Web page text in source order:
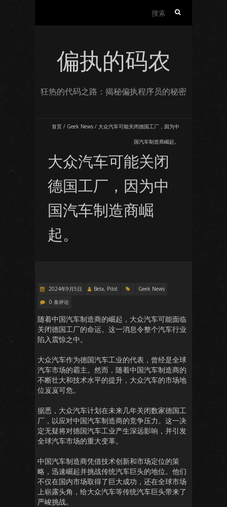
偏执的码农
狂热的代码之路：揭秘偏执程序员的秘密
首页 / Geek News / 大众汽车可能关闭德国工厂，因为中
国汽车制造商崛起。
大众汽车可能关闭
德国工厂，因为中
国汽车制造商崛
起。
2024年9月5日 Beta, Pilot
Geek News
0 条评论
随着中国汽车制造商的崛起，大众汽车可能面临
关闭德国工厂的命运。这一消息令整个汽车行业
陷入震惊之中。
大众汽车作为德国汽车工业的代表，曾经是全球
汽车市场的霸主。然而，随着中国汽车制造商的
不断壮大和技术水平的提升，大众汽车的市场地
位岌岌可危。
据悉，大众汽车计划在未来几年关闭数家德国工
厂，以应对中国汽车制造商的竞争压力。这一决
定无疑将对德国汽车工业产生深远影响，并引发
全球汽车市场的重大变革。
中国汽车制造商凭借技术创新和市场定位的策
略，迅速崛起并挑战传统汽车巨头的地位。他们
不仅在国内市场取得了巨大成功，还在全球市场
上崭露头角，给大众汽车等传统汽车巨头带来了
严峻挑战。